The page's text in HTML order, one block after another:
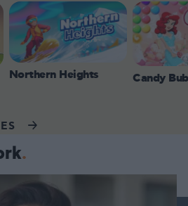
Northern Heights Candy